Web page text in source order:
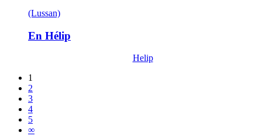
(Lussan)
En Hélip
Helip
1
2
3
4
5
∞